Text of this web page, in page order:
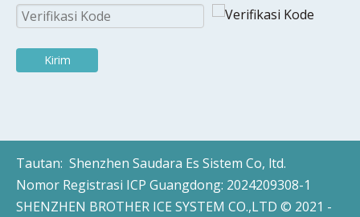
Kirim
Tautan: Shenzhen Saudara Es Sistem Co, ltd.
Nomor Registrasi ICP Guangdong: 2024209308-1
SHENZHEN BROTHER ICE SYSTEM CO.,LTD © 2021 -